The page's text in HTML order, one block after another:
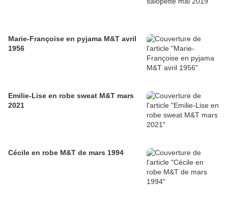
Marie-Françoise en pyjama M&T avril
1956
Emilie-Lise en robe sweat M&T mars
2021
Cécile en robe M&T de mars 1994